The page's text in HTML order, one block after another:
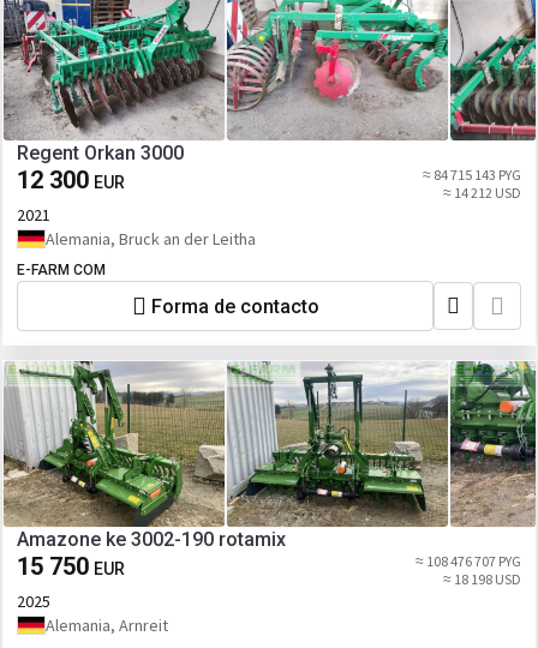
Regent Orkan 3000
12 300 EUR
≈ 84 715 143 PYG
≈ 14 212 USD
2021
Alemania, Bruck an der Leitha
E-FARM COM
Forma de contacto
Amazone ke 3002-190 rotamix
15 750 EUR
≈ 108 476 707 PYG
≈ 18 198 USD
2025
Alemania, Arnreit